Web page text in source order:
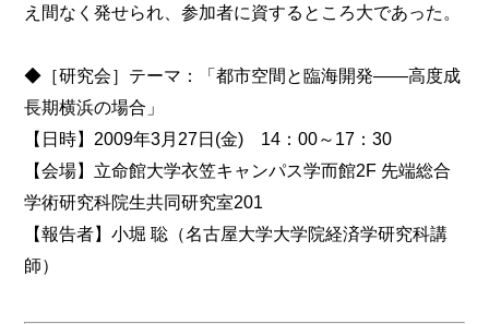
え間なく発せられ、参加者に資するところ大であった。
◆［研究会］テーマ：「都市空間と臨海開発――高度成
長期横浜の場合」
【日時】2009年3月27日(金) 14：00～17：30
【会場】立命館大学衣笠キャンパス学而館2F 先端総合
学術研究科院生共同研究室201
【報告者】小堀 聡（名古屋大学大学院経済学研究科講
師）